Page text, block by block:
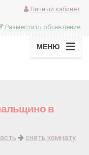
Личный кабинет
Разместить объявление
МЕНЮ
в
снять комнату